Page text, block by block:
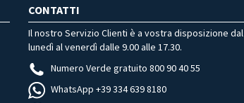
CONTATTI
Il nostro Servizio Clienti è a vostra disposizione dal
lunedì al venerdì dalle 9.00 alle 17.30.
Numero Verde gratuito 800 90 40 55
WhatsApp +39 334 639 8180